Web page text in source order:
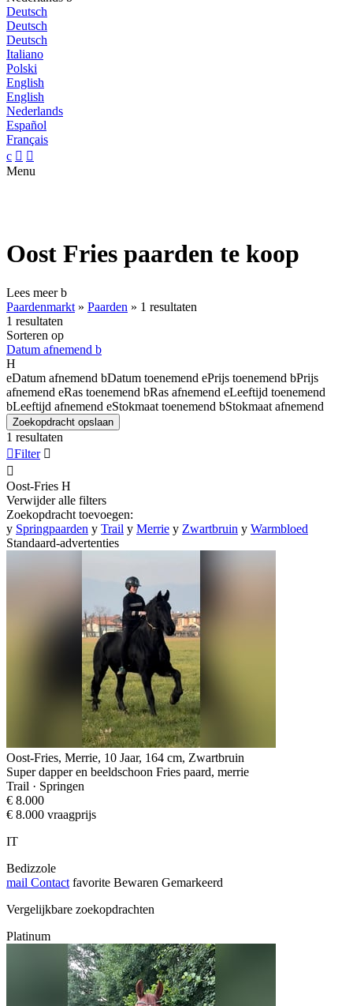
Deutsch
Deutsch
Deutsch
Italiano
Polski
English
English
Nederlands
Español
Français
c  
Menu
Oost Fries paarden te koop
Lees meerb
Paardenmarkt » Paarden » 1 resultaten
1 resultaten
Sorteren op
Datum afnemend b
H
eDatum afnemend bDatum toenemend ePrijs toenemend bPrijs
afnemend eRas toenemend bRas afnemend eLeeftijd toenemend
bLeeftijd afnemend eStokmaat toenemend bStokmaat afnemend
Zoekopdracht opslaan
1 resultaten
Filter 

Oost-Fries H
Verwijder alle filters
Zoekopdracht toevoegen:
y Springpaarden y Trail y Merrie y Zwartbruin y Warmbloed
Standaard-advertenties
Oost-Fries, Merrie, 10 Jaar, 164 cm, Zwartbruin
Super dapper en beeldschoon Fries paard, merrie
Trail · Springen
€ 8.000
€ 8.000 vraagprijs
IT
Bedizzole
mail Contact favorite Bewaren Gemarkeerd
Vergelijkbare zoekopdrachten
Platinum